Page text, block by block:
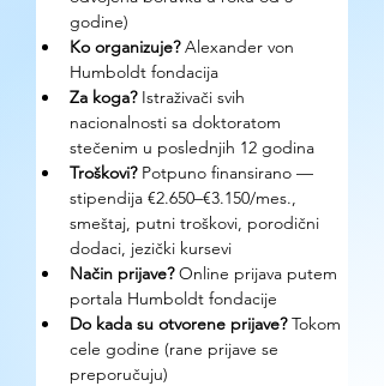
godine)
Ko organizuje? Alexander von
Humboldt fondacija
Za koga? Istraživači svih
nacionalnosti sa doktoratom
stečenim u poslednjih 12 godina
Troškovi? Potpuno finansirano —
stipendija €2.650–€3.150/mes.,
smeštaj, putni troškovi, porodični
dodaci, jezički kursevi
Način prijave? Online prijava putem
portala Humboldt fondacije
Do kada su otvorene prijave? Tokom
cele godine (rane prijave se
preporučuju)